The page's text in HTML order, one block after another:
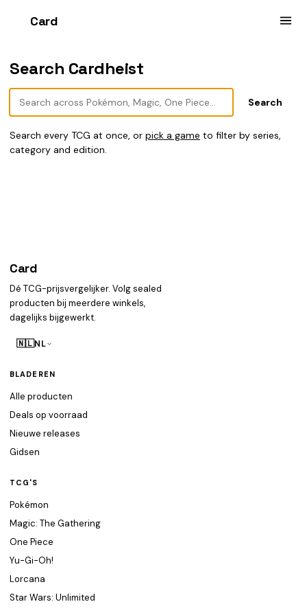
Card
Search Cardheist
Search every TCG at once, or pick a game to filter by series,
category and edition.
Card
Dé TCG-prijsvergelijker. Volg sealed
producten bij meerdere winkels,
dagelijks bijgewerkt.
🇳🇱NL
BLADEREN
Alle producten
Deals op voorraad
Nieuwe releases
Gidsen
TCG'S
Pokémon
Magic: The Gathering
One Piece
Yu-Gi-Oh!
Lorcana
Star Wars: Unlimited